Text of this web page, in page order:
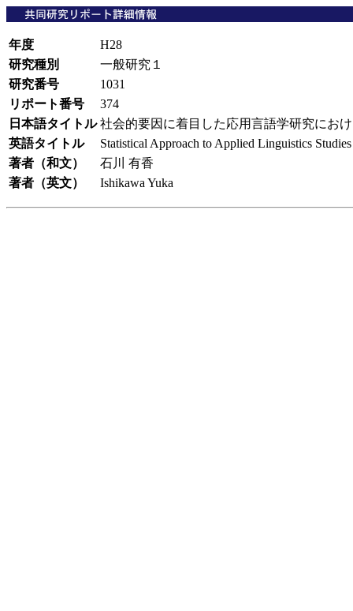
年度
H28
研究種別
一般研究１
研究番号
1031
リポート番号
374
日本語タイトル 社会的要因に着目した応用言語学研究にお
英語タイトル
Statistical Approach to Applied Linguistics
著者（和文）
石川 有香
著者（英文）
Ishikawa Yuka